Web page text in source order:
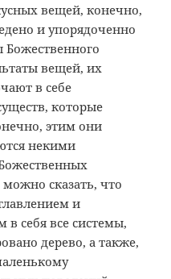
вещей, конечно,
и упорядоченно
Божественного
вещей, их
в себе
которые
этим они
некими
сказать, что
и
себя все системы,
дерево, а также,